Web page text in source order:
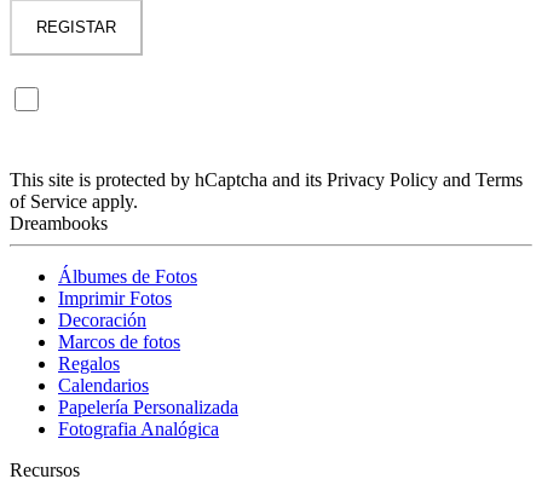
REGISTAR
This site is protected by hCaptcha and its Privacy Policy and Terms
of Service apply.
Dreambooks
Álbumes de Fotos
Imprimir Fotos
Decoración
Marcos de fotos
Regalos
Calendarios
Papelería Personalizada
Fotografia Analógica
Recursos